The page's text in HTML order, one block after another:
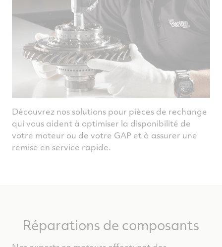
Découvrez nos solutions pour pièces de rechange
qui vous aident à optimiser la disponibilité de
votre moteur ou de votre GAP et à assurer une
remise en service rapide.
Réparations de composants